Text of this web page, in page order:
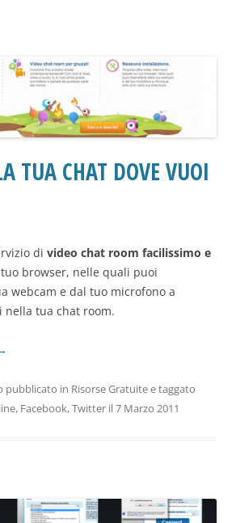
TUA CHAT DOVE VUOI
di video chat room facilissimo e
browser, nelle quali puoi
webcam e dal tuo microfono a
tua chat room.
pubblicato in Risorse Gratuitee taggato
, Facebook,Twitter il7 Marzo 2011